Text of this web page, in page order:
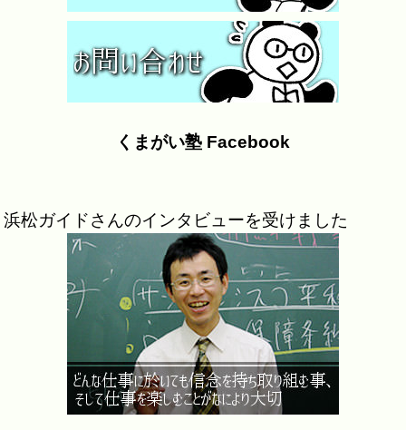
くまがい塾 Facebook
浜松ガイドさんのインタビューを受けました